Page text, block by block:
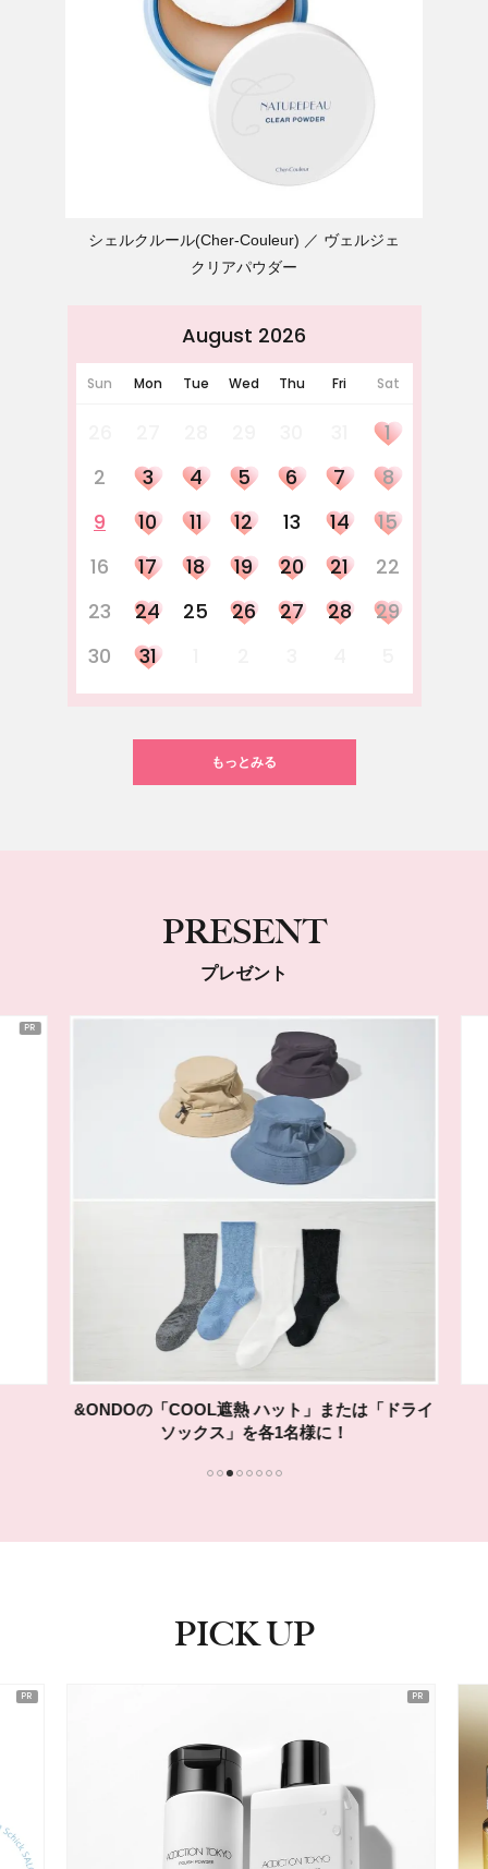
シェルクルール(Cher-Couleur)
ヴェルジェ
クリアパウダー
August 2026
Sun Mon Tue Wed Thu Fri Sat
1
2
3 4 5 6 7
8
9
10 11 12 13 14
15
16
17 18 19 20 21
22
23
24 25 26 27 28
29
30
31
もっとみる
PRESENT
プレゼント
&ONDOの「COOL遮熱 ハット」または「ドライ
ソックス」を各1名様に！
PICK UP